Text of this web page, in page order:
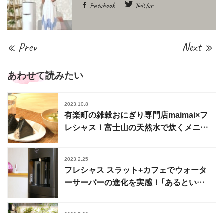
Facebook Twitter
« Prev Next »
あわせて読みたい
2023.10.8
有楽町の雑穀おにぎり専門店maimai×フ
レシャス！富士山の天然水で炊くメニュ
2023.2.25
フレシャス スラット+カフェでウォータ
ーサーバーの進化を実感！「あるといい」